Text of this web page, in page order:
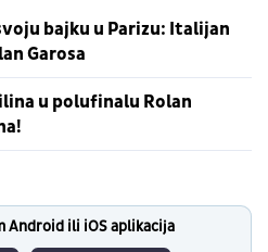
bajku u Parizu: Italijan
Garosa
u polufinalu Rolan
Android ili iOS aplikacija